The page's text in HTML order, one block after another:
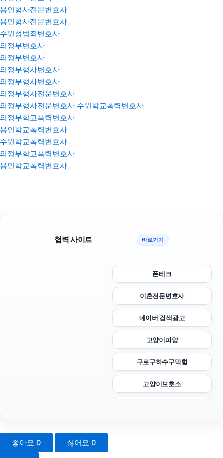
용인형사전문변호사
용인형사전문변호사
수원성범죄변호사
의정부변호사
의정부변호사
의정부형사변호사
의정부형사변호사
의정부형사전문변호사
의정부형사전문변호사 수원학교폭력변호사
의정부학교폭력변호사
용인학교폭력변호사
수원학교폭력변호사
의정부학교폭력변호사
용인학교폭력변호사
협력 사이트 바로가기
폰테크
이혼전문변호사
네이버 검색광고
고양이파양
구로구하수구막힘
고양이보호소
좋아요 0 싫어요 0